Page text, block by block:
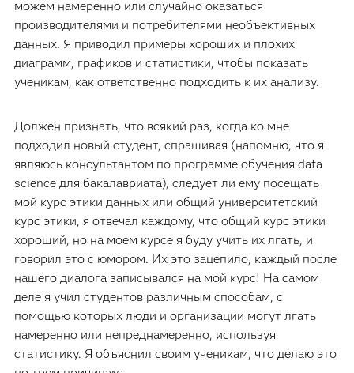
можем намеренно или случайно оказаться
производителями и потребителями необъективных
данных. Я приводил примеры хороших и плохих
диаграмм, графиков и статистики, чтобы показать
ученикам, как ответственно подходить к их анализу.
Должен признать, что всякий раз, когда ко мне
подходил новый студент, спрашивая (напомню, что я
являюсь консультантом по программе обучения data
science для бакалавриата), следует ли ему посещать
мой курс этики данных или общий университетский
курс этики, я отвечал каждому, что общий курс этики
хороший, но на моем курсе я буду учить их лгать, и
говорил это с юмором. Их это зацепило, каждый после
нашего диалога записывался на мой курс! На самом
деле я учил студентов различным способам, с
помощью которых люди и организации могут лгать
намеренно или непреднамеренно, используя
статистику. Я объяснил своим ученикам, что делаю это